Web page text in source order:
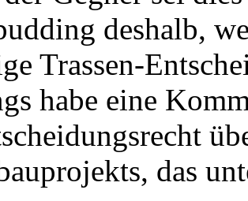
deshalb,
Trassen-
habe eine
das